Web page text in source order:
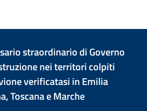
straordinario di Governo
nei territori colpiti
verificatasi in Emilia
Toscana e Marche